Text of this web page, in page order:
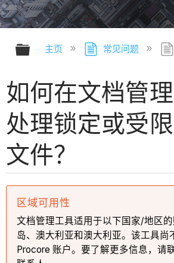
扩展/隐缩全局层次
主页 常见问题
如何在文档管
处理锁定或受
文件？
区域可用性
文档管理工具适用于以下国家/地区
岛、澳大利亚和澳大利亚。该工具尚
Procore 账户。要了解更多信息，请